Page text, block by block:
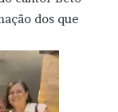
dos que